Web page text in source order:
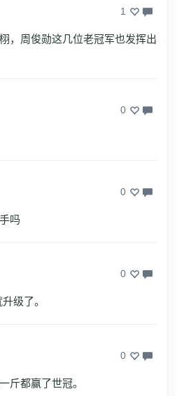
1
，周俊勋这几位老冠军也发挥出
0
0
吗
0
级了。
0
斤都赢了世冠。